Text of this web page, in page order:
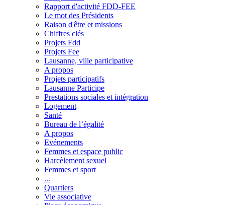
Rapport d'activité FDD-FEE
Le mot des Présidents
Raison d'être et missions
Chiffres clés
Projets Fdd
Projets Fee
Lausanne, ville participative
A propos
Projets participatifs
Lausanne Participe
Prestations sociales et intégration
Logement
Santé
Bureau de l’égalité
A propos
Evénements
Femmes et espace public
Harcèlement sexuel
Femmes et sport
...
Quartiers
Vie associative